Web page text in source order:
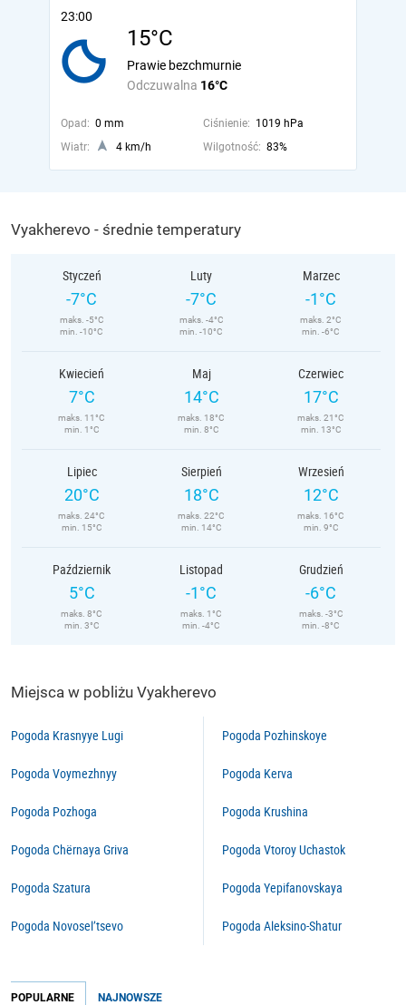
23:00
15°C
Odczuwalna 16°C
Prawie bezchmurnie
Opad: 0 mm Ciśnienie: 1019 hPa
Wiatr:
4 km/h Wilgotność: 83%
Vyakherevo - średnie temperatury
Styczeń
-7°C
maks. -5°C
min. -10°C
Luty
-7°C
maks. -4°C
min. -10°C
Marzec
-1°C
maks. 2°C
min. -6°C
Kwiecień
7°C
maks. 11°C
min. 1°C
Maj
14°C
maks. 18°C
min. 8°C
Czerwiec
17°C
maks. 21°C
min. 13°C
Lipiec
20°C
maks. 24°C
min. 15°C
Sierpień
18°C
maks. 22°C
min. 14°C
Wrzesień
12°C
maks. 16°C
min. 9°C
Październik
5°C
maks. 8°C
min. 3°C
Listopad
-1°C
maks. 1°C
min. -4°C
Grudzień
-6°C
maks. -3°C
min. -8°C
Miejsca w pobliżu Vyakherevo
Pogoda Krasnyye Lugi
Pogoda Voymezhnyy
Pogoda Pozhoga
Pogoda Chërnaya Griva
Pogoda Szatura
Pogoda Novosel’tsevo
Pogoda Pozhinskoye
Pogoda Kerva
Pogoda Krushina
Pogoda Vtoroy Uchastok
Pogoda Yepifanovskaya
Pogoda Aleksino-Shatur
POPULARNE NAJNOWSZE